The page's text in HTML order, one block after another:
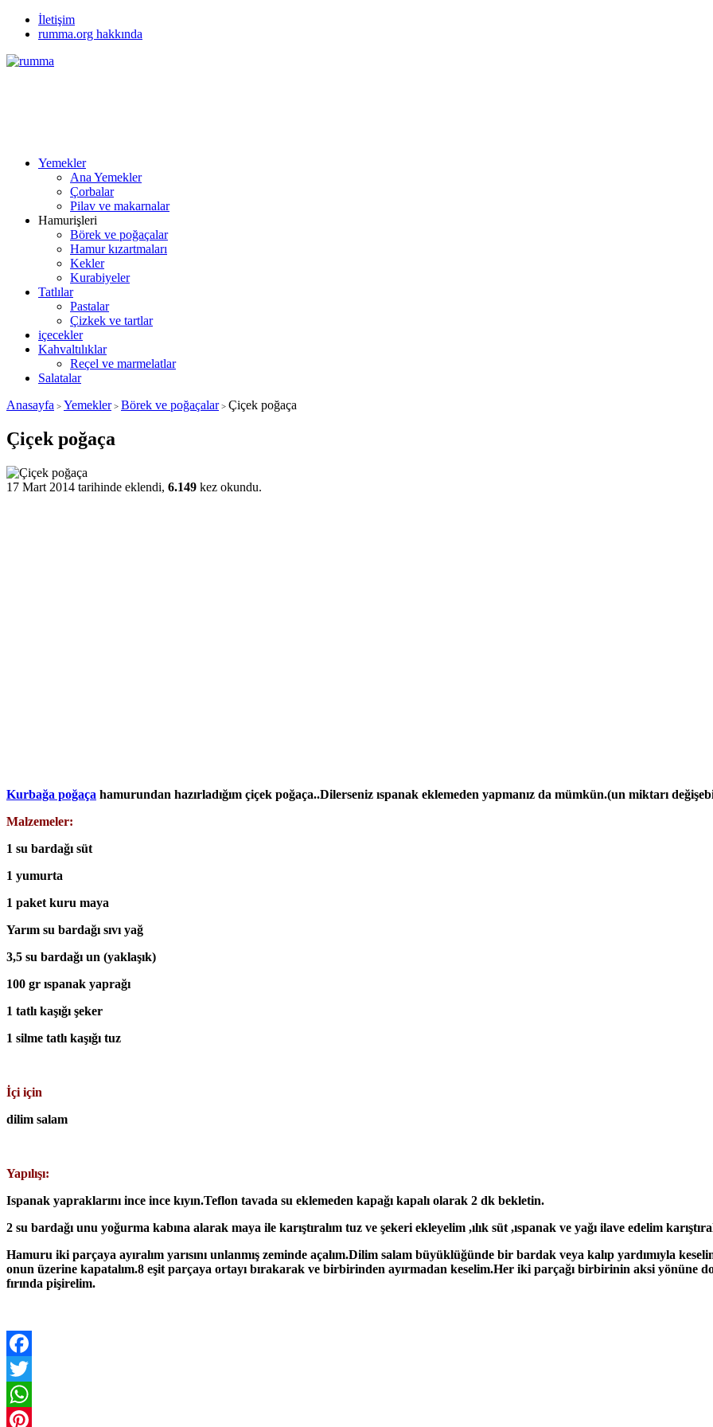
İletişim
rumma.org hakkında
Yemekler
Ana Yemekler
Çorbalar
Pilav ve makarnalar
Hamurişleri
Börek ve poğaçalar
Hamur kızartmaları
Kekler
Kurabiyeler
Tatlılar
Pastalar
Çizkek ve tartlar
içecekler
Kahvaltılıklar
Reçel ve marmelatlar
Salatalar
Anasayfa > Yemekler> Börek ve poğaçalar> Çiçek poğaça
Çiçek poğaça
17 Mart 2014 tarihinde eklendi, 6.149 kez okundu.
Kurbağa poğaça hamurundan hazırladığım çiçek poğaça..Dilerseniz ıspanak eklemeden yapmanız da mümkün.(un miktarı
Malzemeler:
1 su bardağı süt
1 yumurta
1 paket kuru maya
Yarım su bardağı sıvı yağ
3,5 su bardağı un (yaklaşık)
100 gr ıspanak yaprağı
1 tatlı kaşığı şeker
1 silme tatlı kaşığı tuz
İçi için
dilim salam
Yapılışı:
Ispanak yapraklarını ince ince kıyın.Teflon tavada su eklemeden kapağı kapalı olarak 2 dk bekletin.
2 su bardağı unu yoğurma kabına alarak maya ile karıştıralım tuz ve şekeri ekleyelim ,ılık süt ,ıspanak ve yağı ilave edelim
Hamuru iki parçaya ayıralım yarısını unlanmış zeminde açalım.Dilim salam büyüklüğünde bir bardak veya kalıp yardımıyla
onun üzerine kapatalım.8 eşit parçaya ortayı bırakarak ve birbirinden ayırmadan keselim.Her iki parçağı birbirinin aksi yönüne
fırında pişirelim.
Facebook
Twitter
WhatsApp